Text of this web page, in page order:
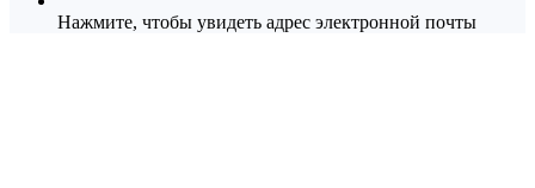
Нажмите, чтобы увидеть адрес электронной почты